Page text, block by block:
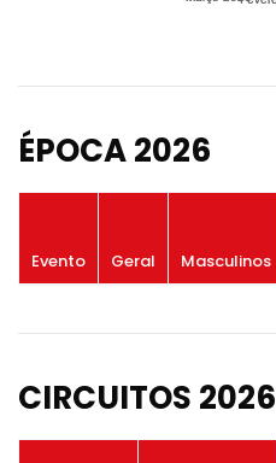
ÉPOCA 2026
Evento Geral Masculinos
CIRCUITOS 2026